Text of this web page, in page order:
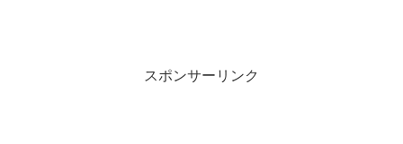
スポンサーリンク